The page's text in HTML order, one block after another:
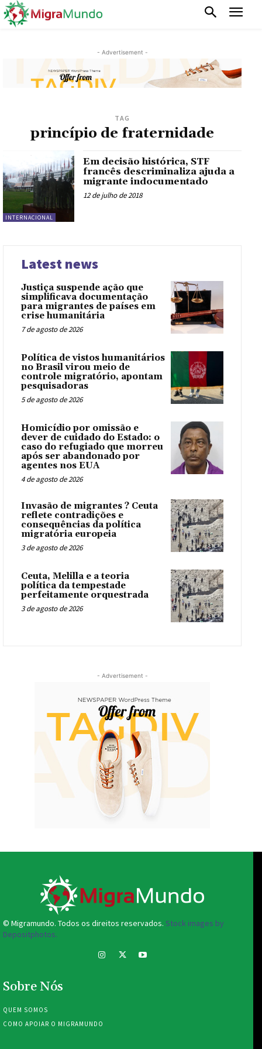
- Advertisement -
TAG
princípio de fraternidade
INTERNACIONAL
Em decisão histórica, STF
francês descriminaliza ajuda a
migrante indocumentado
12 de julho de 2018
Latest news
Justiça suspende ação que
simplificava documentação
para migrantes de países em
crise humanitária
7 de agosto de 2026
Política de vistos humanitários
no Brasil virou meio de
controle migratório, apontam
pesquisadoras
5 de agosto de 2026
Homicídio por omissão e
dever de cuidado do Estado: o
caso do refugiado que morreu
após ser abandonado por
agentes nos EUA
4 de agosto de 2026
Invasão de migrantes ? Ceuta
reflete contradições e
consequências da política
migratória europeia
3 de agosto de 2026
Ceuta, Melilla e a teoria
política da tempestade
perfeitamente orquestrada
3 de agosto de 2026
- Advertisement -
© Migramundo. Todos os direitos reservados. Stock images by
Depositphotos.
Sobre Nós
QUEM SOMOS
COMO APOIAR O MIGRAMUNDO